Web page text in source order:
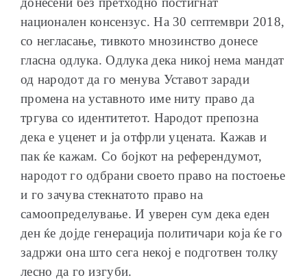
национален консензус. На 30 септември 2018,
со негласање, тивкото мнозинство донесе
гласна одлука. Одлука дека никој нема мандат
од народот да го менува Уставот заради
промена на уставното име ниту право да
тргува со идентитетот. Народот препозна
дека е уценет и ја отфрли уцената. Кажав и
пак ќе кажам. Со бојкот на референдумот,
народот го одбрани своето право на постоење
и го зачува стекнатото право на
самоопределување. И уверен сум дека еден
ден ќе дојде генерација политичари која ќе го
задржи она што сега некој е подготвен толку
лесно да го изгуби.